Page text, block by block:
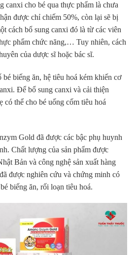
canxi cho bé qua thực phẩm là chưa
được chỉ chiếm 50%, còn lại sẽ bị
cách bổ sung canxi đó là từ các viên
phẩm chức năng,… Tuy nhiên, cách
của dược sĩ hoặc bác sĩ.
biếng ăn, hệ tiêu hoá kém khiến cơ
Để bổ sung canxi và cải thiện
có thể cho bé uống cốm tiêu hoá
Gold đã được các bậc phụ huynh
Chất lượng của sản phẩm được
Bản và công nghệ sản xuất hàng
được nghiên cứu và chứng minh có
biếng ăn, rối loạn tiêu hoá.